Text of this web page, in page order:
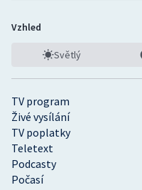
TV program
Živé vysílání
TV poplatky
Teletext
Podcasty
Počasí
Vzhled
Světlý